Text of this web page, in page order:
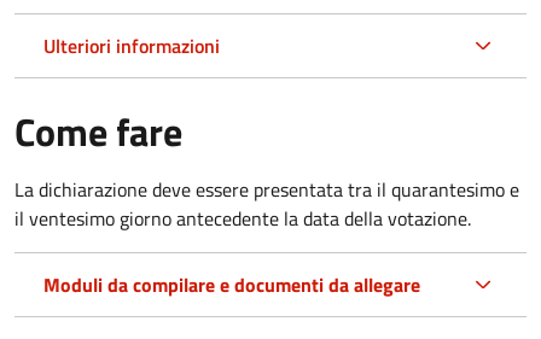
Ulteriori informazioni
Come fare
La dichiarazione deve essere presentata tra il quarantesimo e
il ventesimo giorno antecedente la data della votazione.
Moduli da compilare e documenti da allegare